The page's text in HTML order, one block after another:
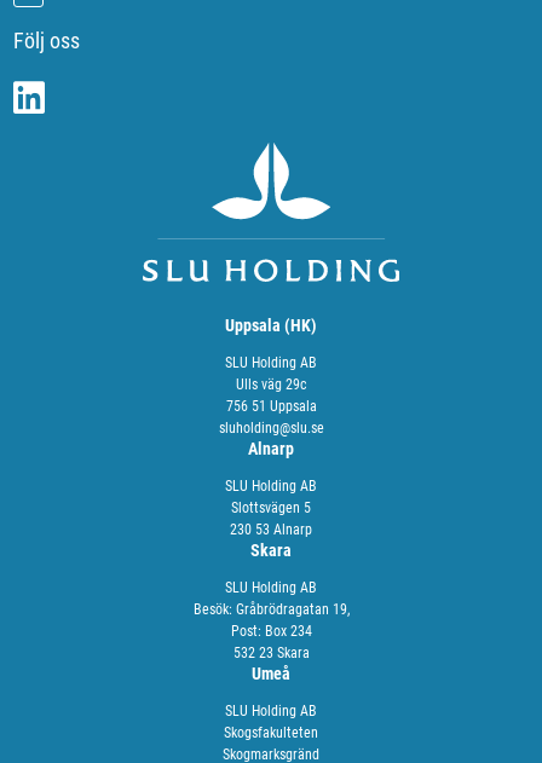
Följ oss
Uppsala (HK)
SLU Holding AB
Ulls väg 29c
756 51 Uppsala
sluholding@slu.se
Alnarp
SLU Holding AB
Slottsvägen 5
230 53 Alnarp
Skara
SLU Holding AB
Besök: Gråbrödragatan 19,
Post: Box 234
532 23 Skara
Umeå
SLU Holding AB
Skogsfakulteten
Skogmarksgränd